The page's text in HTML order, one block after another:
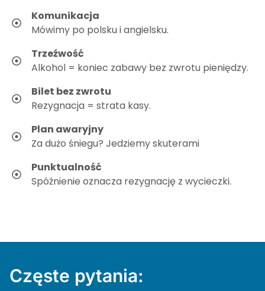
Komunikacja
Mówimy po polsku i angielsku.
Trzeźwość
Alkohol = koniec zabawy bez zwrotu pieniędzy.
Bilet bez zwrotu
Rezygnacja = strata kasy.
Plan awaryjny
Za dużo śniegu? Jedziemy skuterami
Punktualność
Spóźnienie oznacza rezygnację z wycieczki.
Częste pytania: